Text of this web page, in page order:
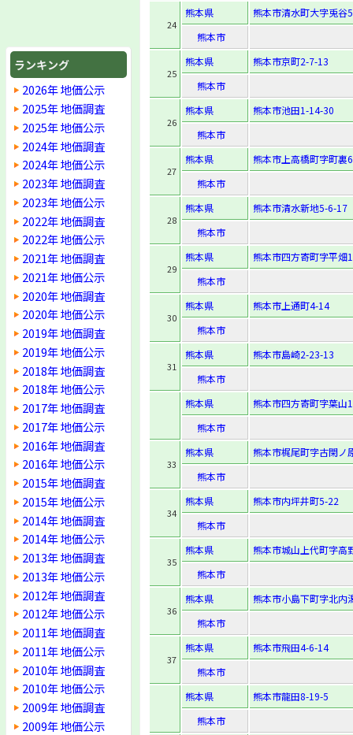
ランキング
2026年 地価公示
2025年 地価調査
2025年 地価公示
2024年 地価調査
2024年 地価公示
2023年 地価調査
2023年 地価公示
2022年 地価調査
2022年 地価公示
2021年 地価調査
2021年 地価公示
2020年 地価調査
2020年 地価公示
2019年 地価調査
2019年 地価公示
2018年 地価調査
2018年 地価公示
2017年 地価調査
2017年 地価公示
2016年 地価調査
2016年 地価公示
2015年 地価調査
2015年 地価公示
2014年 地価調査
2014年 地価公示
2013年 地価調査
2013年 地価公示
2012年 地価調査
2012年 地価公示
2011年 地価調査
2011年 地価公示
2010年 地価調査
2010年 地価公示
2009年 地価調査
2009年 地価公示
24
熊本県
熊本市清水町大字兎谷
熊本市
25
熊本県
熊本市京町2-7-13
熊本市
26
熊本県
熊本市池田1-14-30
熊本市
27
熊本県
熊本市上高橋町字町裏
熊本市
28
熊本県
熊本市清水新地5-6-17
熊本市
29
熊本県
熊本市四方寄町字平畑
熊本市
30
熊本県
熊本市上通町4-14
熊本市
31
熊本県
熊本市島崎2-23-13
熊本市
熊本県
熊本市四方寄町字葉山
熊本市
33
熊本県
熊本市梶尾町字古閑ノ
熊本市
34
熊本県
熊本市内坪井町5-22
熊本市
35
熊本県
熊本市城山上代町字高
熊本市
36
熊本県
熊本市小島下町字北内
熊本市
37
熊本県
熊本市飛田4-6-14
熊本市
熊本県
熊本市龍田8-19-5
熊本市